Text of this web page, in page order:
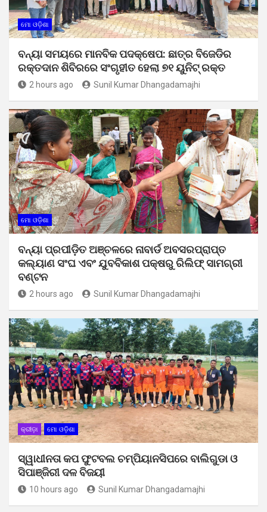
ମୋ ଓଡ଼ିଶା
ବନ୍ୟା ସମୟରେ ମାନବିକ ପଦକ୍ଷେପ: ଛାତ୍ର ବିଜେଡିର
ରକ୍ତଦାନ ଶିବିରରେ ସଂଗୃହୀତ ହେଲା ୭୧ ୟୁନିଟ୍ ରକ୍ତ
2 hours ago Sunil Kumar Dhangadamajhi
ମୋ ଓଡ଼ିଶା
ବନ୍ୟା ପ୍ରପୀଡ଼ିତ ଅଞ୍ଚଳରେ ନାବାର୍ଡ ଅବସରପ୍ରାପ୍ତ
କଲ୍ୟାଣ ସଂଘ ଏବଂ ଯୁବବିକାଶ ପକ୍ଷରୁ ରିଲିଫ୍ ସାମଗ୍ରୀ
ବଣ୍ଟନ
2 hours ago Sunil Kumar Dhangadamajhi
କ୍ରୀଡ଼ା ମୋ ଓଡ଼ିଶା
ସ୍ୱାଧୀନତା କପ ଫୁଟବଲ ଚମ୍ପିୟାନସିପରେ ବାଲିଗୁଡା ଓ
ସିପାଞ୍ଜିରୀ ଦଳ ବିଜୟୀ
10 hours ago Sunil Kumar Dhangadamajhi